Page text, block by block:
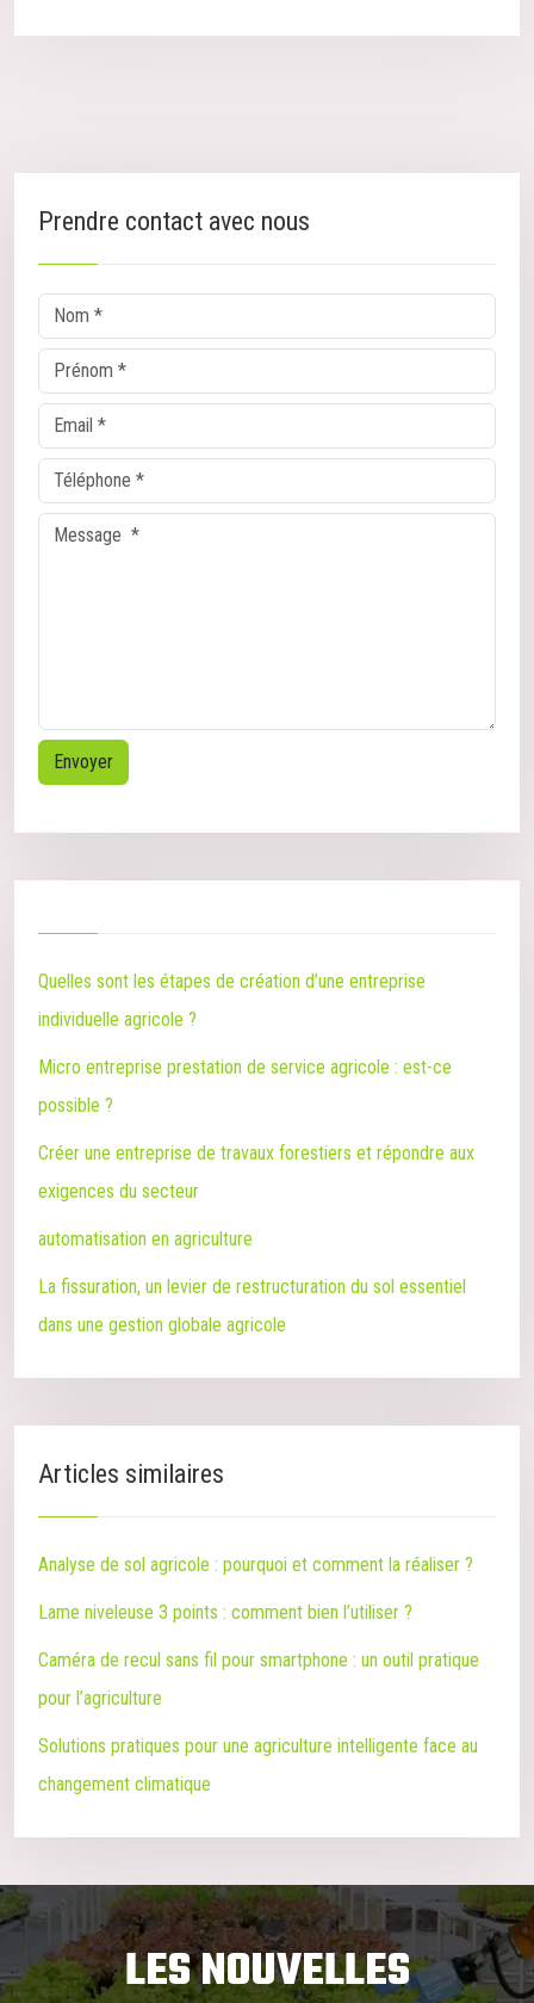
Prendre contact avec nous
Quelles sont les étapes de création d’une entreprise
individuelle agricole ?
Micro entreprise prestation de service agricole : est-ce
possible ?
Créer une entreprise de travaux forestiers et répondre aux
exigences du secteur
automatisation en agriculture
La fissuration, un levier de restructuration du sol essentiel
dans une gestion globale agricole
Articles similaires
Analyse de sol agricole : pourquoi et comment la réaliser ?
Lame niveleuse 3 points : comment bien l’utiliser ?
Caméra de recul sans fil pour smartphone : un outil pratique
pour l’agriculture
Solutions pratiques pour une agriculture intelligente face au
changement climatique
LES NOUVELLES